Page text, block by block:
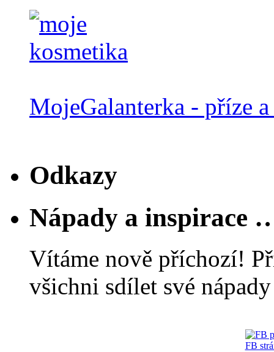
MojeGalanterka - příze
Odkazy
Nápady a inspirace
Vítáme nově příchozí!
všichni sdílet své
FB